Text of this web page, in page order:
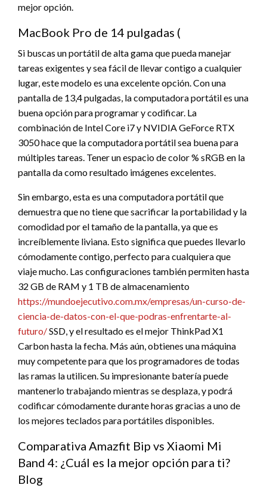
mejor opción.
MacBook Pro de 14 pulgadas (
Si buscas un portátil de alta gama que pueda manejar
tareas exigentes y sea fácil de llevar contigo a cualquier
lugar, este modelo es una excelente opción. Con una
pantalla de 13,4 pulgadas, la computadora portátil es una
buena opción para programar y codificar. La
combinación de Intel Core i7 y NVIDIA GeForce RTX
3050 hace que la computadora portátil sea buena para
múltiples tareas. Tener un espacio de color % sRGB en la
pantalla da como resultado imágenes excelentes.
Sin embargo, esta es una computadora portátil que
demuestra que no tiene que sacrificar la portabilidad y la
comodidad por el tamaño de la pantalla, ya que es
increíblemente liviana. Esto significa que puedes llevarlo
cómodamente contigo, perfecto para cualquiera que
viaje mucho. Las configuraciones también permiten hasta
32 GB de RAM y 1 TB de almacenamiento
https://mundoejecutivo.com.mx/empresas/un-curso-de-
ciencia-de-datos-con-el-que-podras-enfrentarte-al-
futuro/SSD, y el resultado es el mejor ThinkPad X1
Carbon hasta la fecha. Más aún, obtienes una máquina
muy competente para que los programadores de todas
las ramas la utilicen. Su impresionante batería puede
mantenerlo trabajando mientras se desplaza, y podrá
codificar cómodamente durante horas gracias a uno de
los mejores teclados para portátiles disponibles.
Comparativa Amazfit Bip vs Xiaomi Mi
Band 4: ¿Cuál es la mejor opción para ti?
Blog